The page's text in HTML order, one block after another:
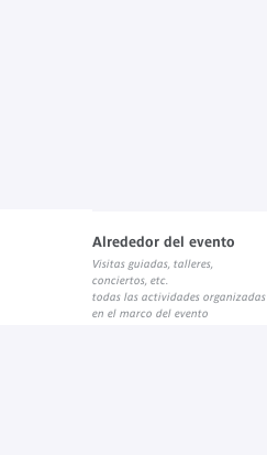
Alrededor del evento
Visitas guiadas, talleres,
conciertos, etc.
todas las actividades organizadas
en el marco del evento